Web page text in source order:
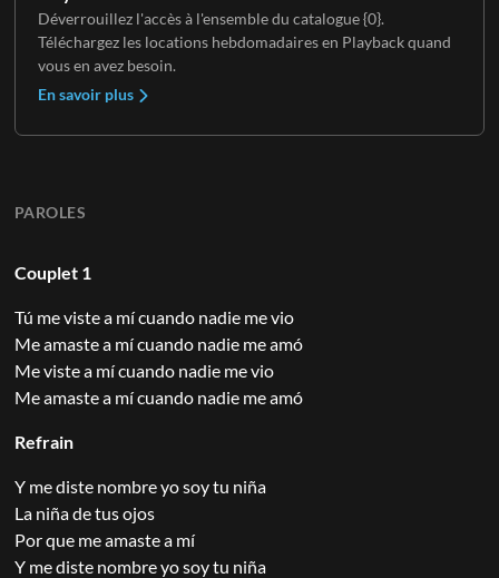
Déverrouillez l'accès à l'ensemble du catalogue {0}.
Téléchargez les locations hebdomadaires en Playback quand
vous en avez besoin.
En savoir plus
PAROLES
Couplet 1
Tú me viste a mí cuando nadie me vio
Me amaste a mí cuando nadie me amó
Me viste a mí cuando nadie me vio
Me amaste a mí cuando nadie me amó
Refrain
Y me diste nombre yo soy tu niña
La niña de tus ojos
Por que me amaste a mí
Y me diste nombre yo soy tu niña